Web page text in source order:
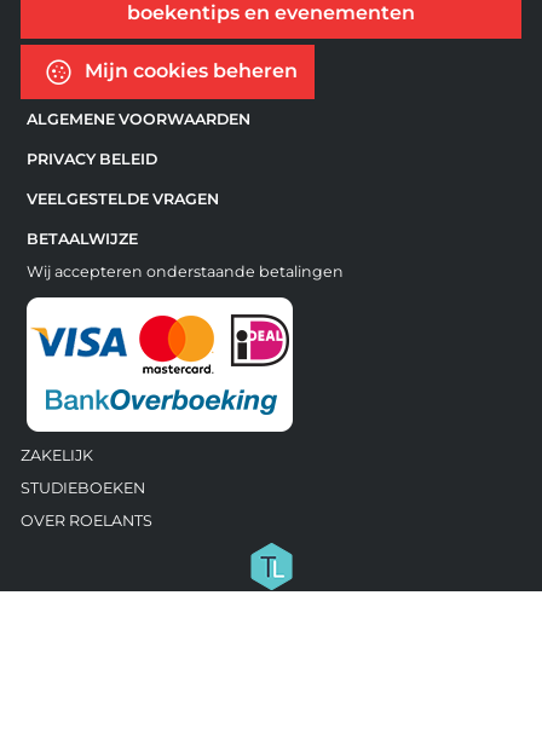
boekentips en evenementen
Mijn cookies beheren
ALGEMENE VOORWAARDEN
PRIVACY BELEID
VEELGESTELDE VRAGEN
BETAALWIJZE
Wij accepteren onderstaande betalingen
ZAKELIJK
STUDIEBOEKEN
OVER ROELANTS